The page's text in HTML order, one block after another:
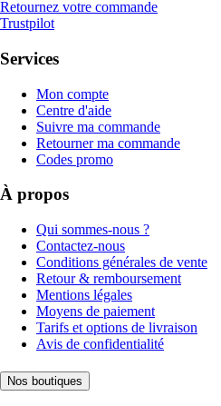
Retournez votre commande
Trustpilot
Services
Mon compte
Centre d'aide
Suivre ma commande
Retourner ma commande
Codes promo
À propos
Qui sommes-nous ?
Contactez-nous
Conditions générales de vente
Retour & remboursement
Mentions légales
Moyens de paiement
Tarifs et options de livraison
Avis de confidentialité
Nos boutiques